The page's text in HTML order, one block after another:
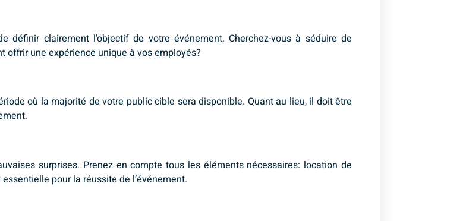
clairement l’objectif de votre événement. Cherchez-vous à séduire de
offrir une expérience unique à vos employés?
où la majorité de votre public cible sera disponible. Quant au lieu, il doit être
surprises. Prenez en compte tous les éléments nécessaires: location de
pour la réussite de l’événement.